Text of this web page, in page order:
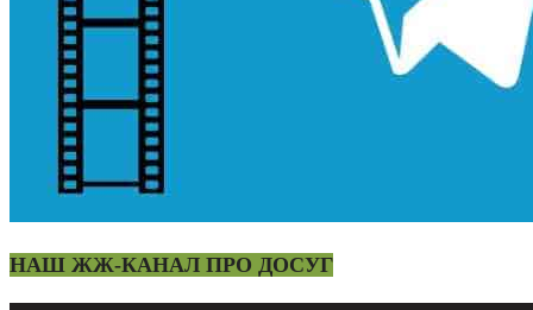
НАШ ЖЖ-КАНАЛ ПРО ДОСУГ